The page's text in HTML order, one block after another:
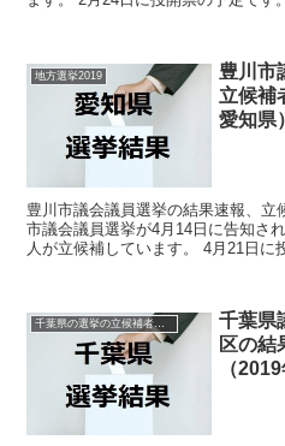
地方選挙2019
豊川市
立候補
愛知県）
豊川市議会議員選挙の結果速報、立
市議会議員選挙が4月14日に告知さ
人が立候補しています。 4月21日に
千葉県の選挙の立候補者と結果速報一覧
千葉県
区の結
（